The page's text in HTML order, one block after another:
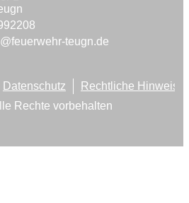
teugn.de
Rechte vorbehalten
Datenschutz Rechtliche Hinweise